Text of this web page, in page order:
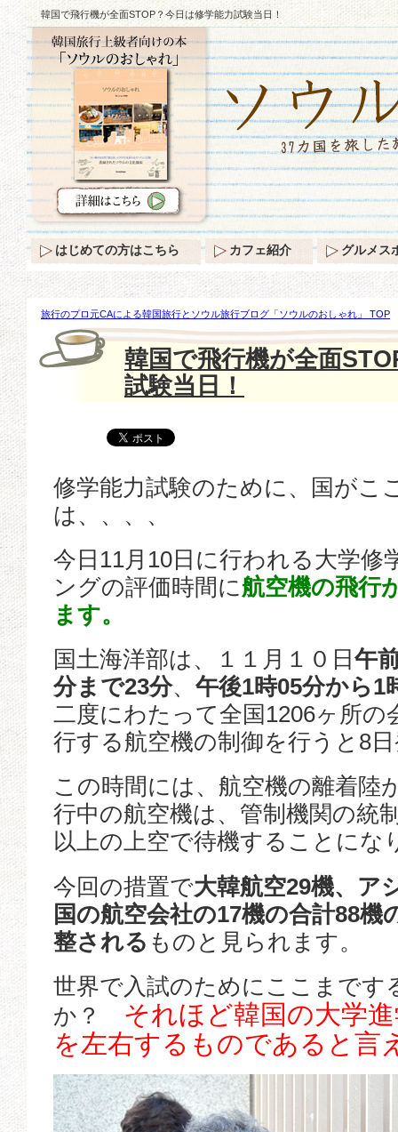
韓国で飛行機が全面STOP？今日は修学能力試験当日！
旅行のプロ元CAによる韓国旅行とソウル旅行ブログ「ソウルのおしゃれ」 TOP
修学能力試験当日！
韓国で飛行機が全面
試験当日！
修学能力試験のために、国がこ
は、、、、
今日11月10日に行われる大学修
ングの評価時間に航空機の飛行
ます。
国土海洋部は、１１月１０日午
分まで23分、 午後1時05分から1
二度にわたって全国1206ヶ所の
行する航空機の制御を行うと8
この時間には、航空機の離着陸
行中の航空機は、管制機関の統
以上の上空で待機することにな
今回の措置で大韓航空29機、ア
国の航空会社の17機の合計88機
整される ものと見られます。
世界で入試のためにここまです
か？ それほど韓国の大学
を左右するものであると言
はじめての方はこちら カフェ紹介 グルメス